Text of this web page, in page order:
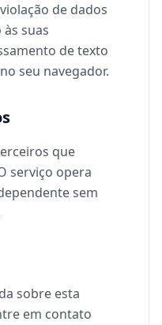
de dados
suas
de texto
seu navegador.
que
serviço opera
sem
sobre esta
em contato